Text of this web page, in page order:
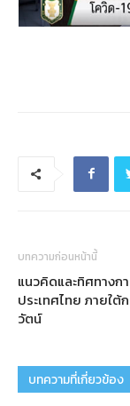
บทความก่อนหน้านี้
แนวคิดและทิศทาง
ประเทศไทย ภายใต้
วัตน์
บทความที่เกี่ยวข้อง